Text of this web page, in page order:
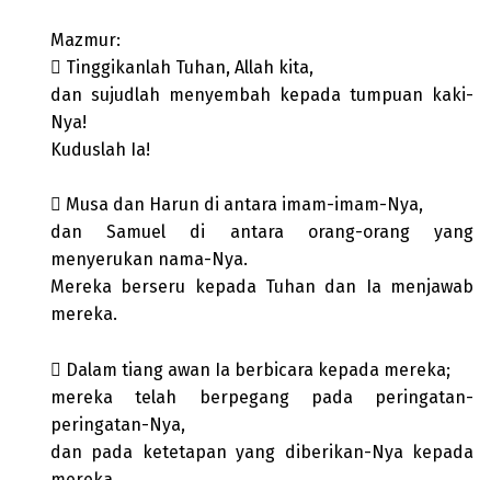
Mazmur:
 Tinggikanlah Tuhan, Allah kita,
dan sujudlah menyembah kepada tumpuan kaki-
Nya!
Kuduslah Ia!
 Musa dan Harun di antara imam-imam-Nya,
dan Samuel di antara orang-orang yang
menyerukan nama-Nya.
Mereka berseru kepada Tuhan dan Ia menjawab
mereka.
 Dalam tiang awan Ia berbicara kepada mereka;
mereka telah berpegang pada peringatan-
peringatan-Nya,
dan pada ketetapan yang diberikan-Nya kepada